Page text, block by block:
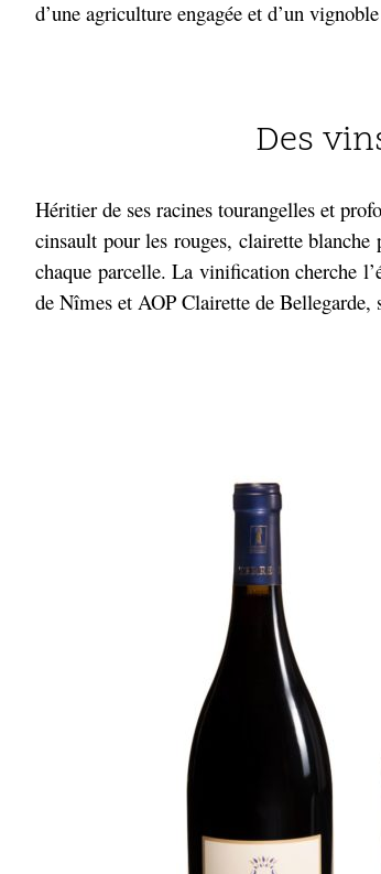
d’une agriculture engagée et d’un
Des
Héritier de ses racines tourangelles et
cinsault pour les rouges, clairette
chaque parcelle. La vinification cherche
de Nîmes et AOP Clairette de Bellegarde,